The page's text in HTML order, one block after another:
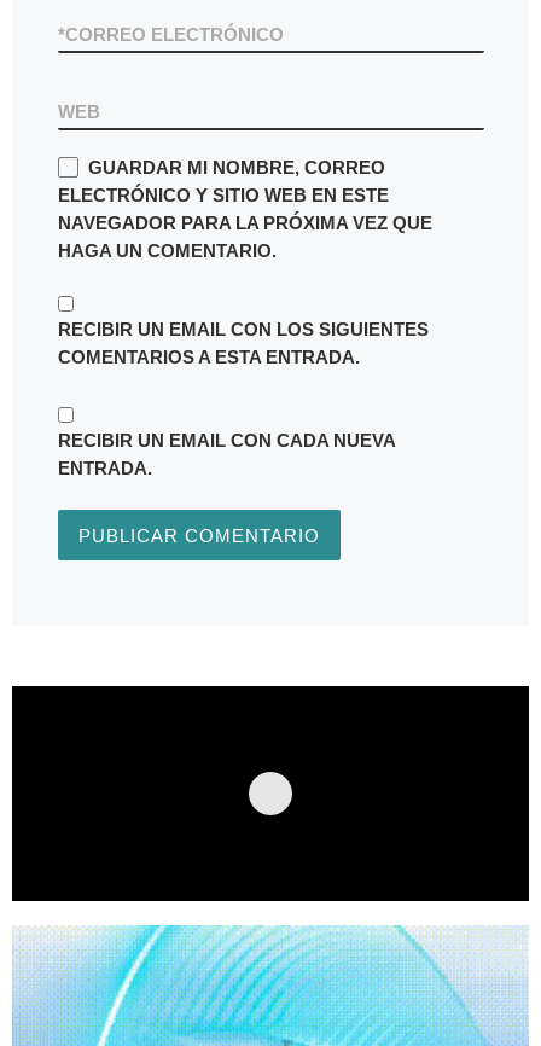
CORREO ELECTRÓNICO
*
WEB
GUARDAR MI NOMBRE, CORREO
ELECTRÓNICO Y SITIO WEB EN ESTE
NAVEGADOR PARA LA PRÓXIMA VEZ QUE
HAGA UN COMENTARIO.
RECIBIR UN EMAIL CON LOS SIGUIENTES
COMENTARIOS A ESTA ENTRADA.
RECIBIR UN EMAIL CON CADA NUEVA
ENTRADA.